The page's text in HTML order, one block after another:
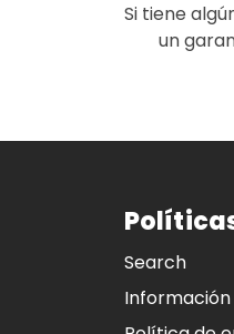
Si tiene
un
Search